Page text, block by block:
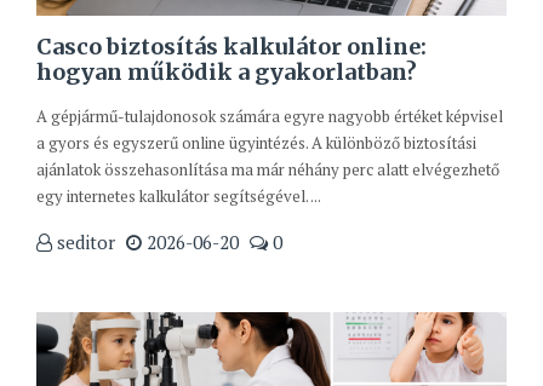
Casco biztosítás kalkulátor online:
hogyan működik a gyakorlatban?
A gépjármű-tulajdonosok számára egyre nagyobb értéket képvisel
a gyors és egyszerű online ügyintézés. A különböző biztosítási
ajánlatok összehasonlítása ma már néhány perc alatt elvégezhető
egy internetes kalkulátor segítségével. ...
seditor 2026-06-20 0